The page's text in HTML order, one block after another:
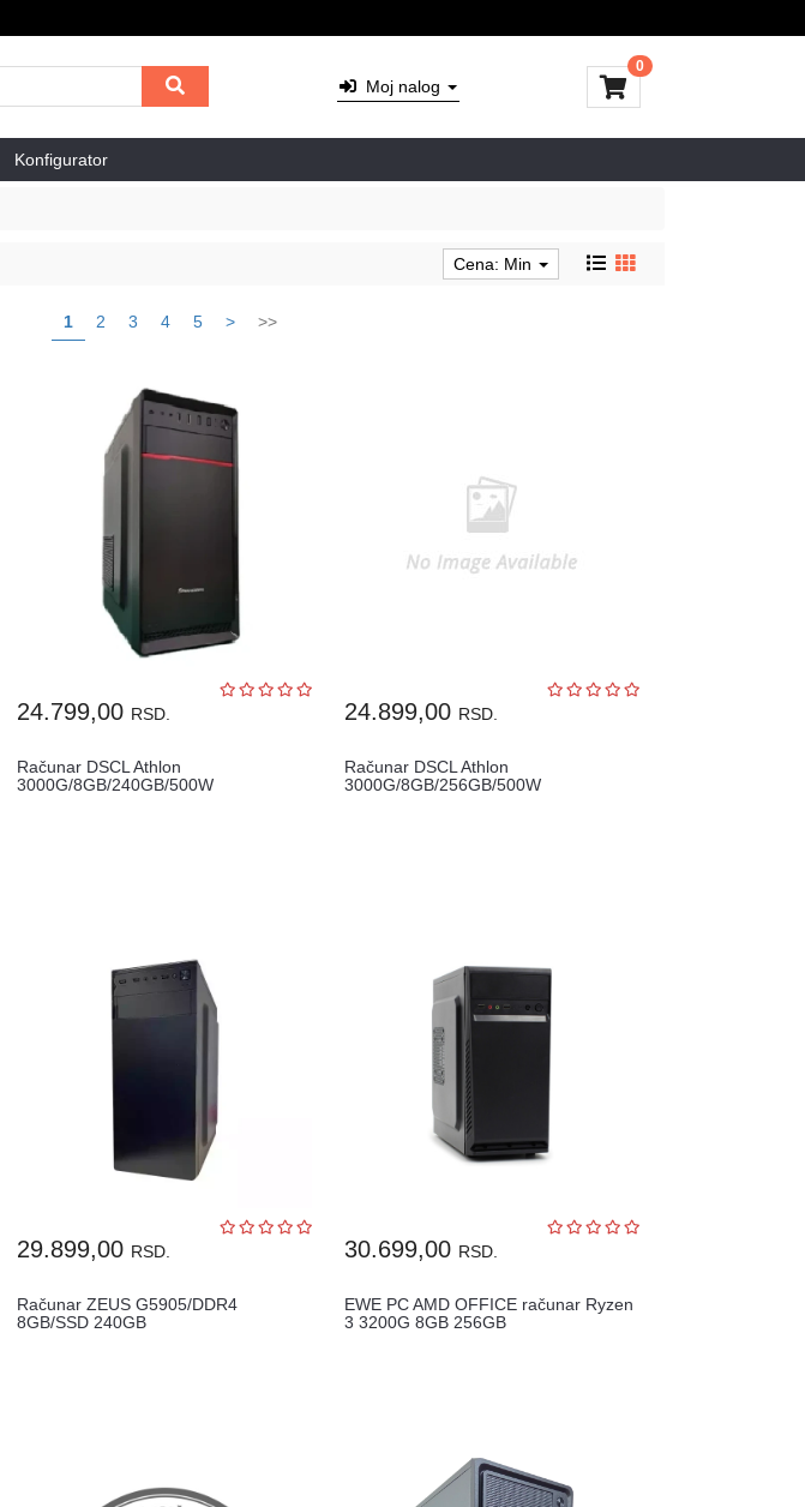
Moj nalog
0
Konfigurator
Cena: Min
1 2 3 4 5 > >>
24.799,00 RSD.
Računar DSCL Athlon
3000G/8GB/240GB/500W
24.899,00 RSD.
Računar DSCL Athlon
3000G/8GB/256GB/500W
29.899,00 RSD.
Računar ZEUS G5905/DDR4
8GB/SSD 240GB
30.699,00 RSD.
EWE PC AMD OFFICE računar Ryzen
3 3200G 8GB 256GB